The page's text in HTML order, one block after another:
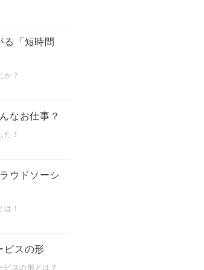
る「短時間
か？
なお仕事？
！
ウドソーシ
！
ビスの形
スの形とは？